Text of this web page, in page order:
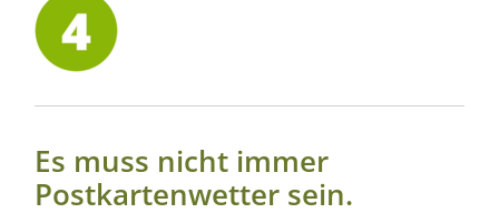
Es muss nicht immer
Postkartenwetter sein.